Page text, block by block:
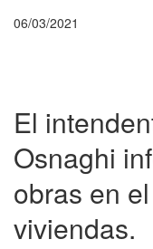
06/03/2021
El
Osnaghi
obras en
viviendas.